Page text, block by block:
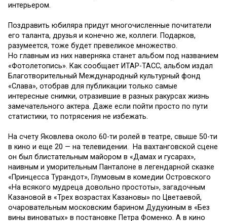
интерьером.
Поздравить юбиляра придут многочисленные почитатели
его таланта, друзья и конечно же, коллеги. Подарков,
разумеется, тоже будет превеликое множество.
Но главным из них наверняка станет альбом под названием
«Фотолетопись». Как сообщает ИТАР-ТАСС, альбом издал
Благотворительный Международный культурный фонд
«Слава», отобрав для публикации только самые
интересные снимки, отразившие в разных ракурсах жизнь
замечательного актера. Даже если пойти просто по пути
статистики, то потрясения не избежать.
На счету Яковлева около 60-ти ролей в театре, свыше 50-ти
в кино и еще 20 — на телевидении. На вахтанговской сцене
он был блистательным майором в «Дамах и гусарах»,
наивным и уморительным Панталоне в легендарной сказке
«Принцесса Турандот», Глумовым в комедии Островского
«На всякого мудреца довольно простоты», загадочным
Казановой в «Трех возрастах Казановы» по Цветаевой,
очаровательным московским барином Дудукиным в «Без
вины виноватых» в постановке Петра Фоменко. А в кино